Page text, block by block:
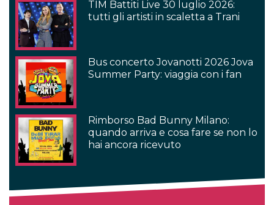
TIM Battiti Live 30 luglio 2026:
tutti gli artisti in scaletta a Trani
Bus concerto Jovanotti 2026 Jova
Summer Party: viaggia con i fan
Rimborso Bad Bunny Milano:
quando arriva e cosa fare se non lo
hai ancora ricevuto